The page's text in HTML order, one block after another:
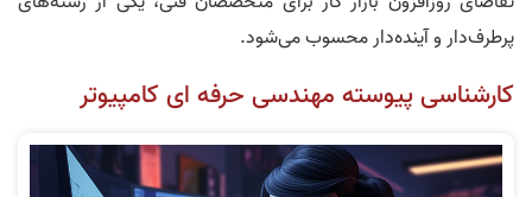
پرطرف‌دار و آینده‌دار محسوب می‌شود.
کارشناسی پیوسته مهندسی حرفه ای کامپیوتر